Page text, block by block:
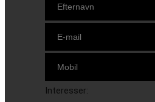
Interesser: